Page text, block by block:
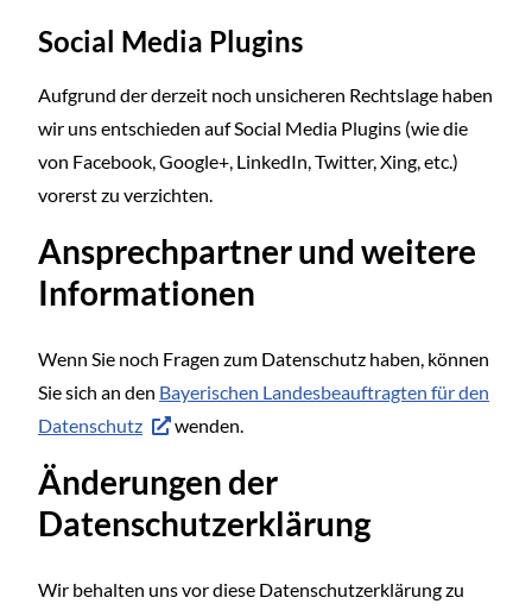
Social Media Plugins
Aufgrund der derzeit noch unsicheren Rechtslage haben
wir uns entschieden auf Social Media Plugins (wie die
von Facebook, Google+, LinkedIn, Twitter, Xing, etc.)
vorerst zu verzichten.
Ansprechpartner und weitere
Informationen
Wenn Sie noch Fragen zum Datenschutz haben, können
Sie sich an den Bayerischen Landesbeauftragten für den
Datenschutz
wenden.
Änderungen der
Datenschutzerklärung
Wir behalten uns vor diese Datenschutzerklärung zu